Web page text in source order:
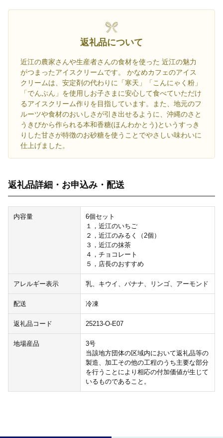
返礼品について
近江の農家さんや生産者さんの食材を使った 近江の魅力
がつまったアイスクリームです。 かなめカフェのアイス
クリームは、安定剤の代わりに「寒天」「こんにゃく粉」
「でんぷん」を使用しお子さまに安心して食べていただけ
るアイスクリーム作りを目指しています。また、地元のフ
ルーツや食材のおいしさが引き出せるように、沖縄のさと
うきびから作られる本和香糖(ほんわかとう)というすっき
りした甘さが特徴のお砂糖を使うことでやさしい味わいに
仕上げました。
返礼品詳細・お申込み・配送
内容量
6個セット
１，近江のいちご
２，近江のみるく（2個）
３，近江の抹茶
４，チョコレート
５，店長のおすすめ
アレルギー表示 乳、キウイ、バナナ、リンゴ、アーモンド
配送 冷凍
返礼品コード 25213-O-E07
地場産品
3号
当該地方団体の区域内において返礼品等の
製造、加工その他の工程のうち主要な部分
を行うことにより相応の付加価値が生じて
いるものであること。